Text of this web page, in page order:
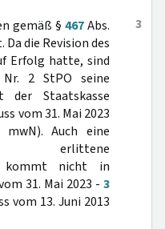
3
gemäß § 467Abs.
Da die Revision des
Erfolg hatte, sind
2 StPO seine
der Staatskasse
vom 31. Mai 2023
Auch eine
erlittene
kommt nicht in
31. Mai 2023 - 3
vom 13. Juni 2013